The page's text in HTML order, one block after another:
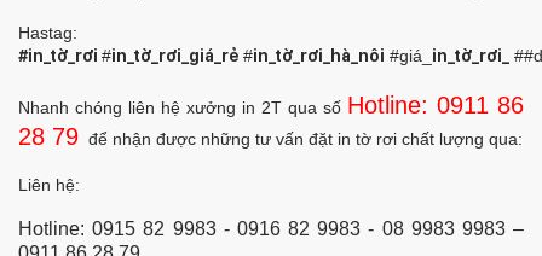
Hastag:
#in_tờ_rơi #in_tờ_rơi_giá_rẻ #in_tờ_rơi_hà_nôi #giá_ in_tờ_rơi_
Nhanh chóng liên hệ xưởng in 2T qua số Hotline: 0911 86
28 79 để nhận được những tư vấn đặt in tờ rơi chất lượng qua:
Liên hệ:
Hotline: 0915 82 9983 - 0916 82 9983 - 08 9983 9983 –